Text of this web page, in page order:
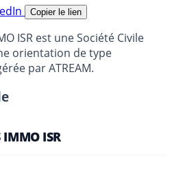
Copier le lien
ISR est une Société Civile
orientation de type
par ATREAM.
IMMO ISR